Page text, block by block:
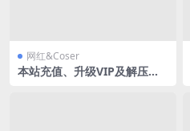
网红&Coser
本站充值、升级VIP及解压教